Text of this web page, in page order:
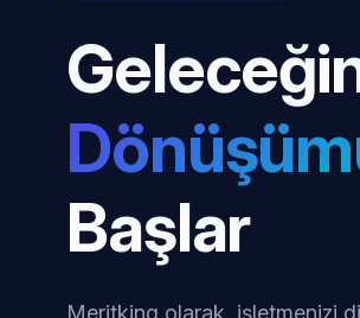
Başlar
Meritking olarak, işletmenizi